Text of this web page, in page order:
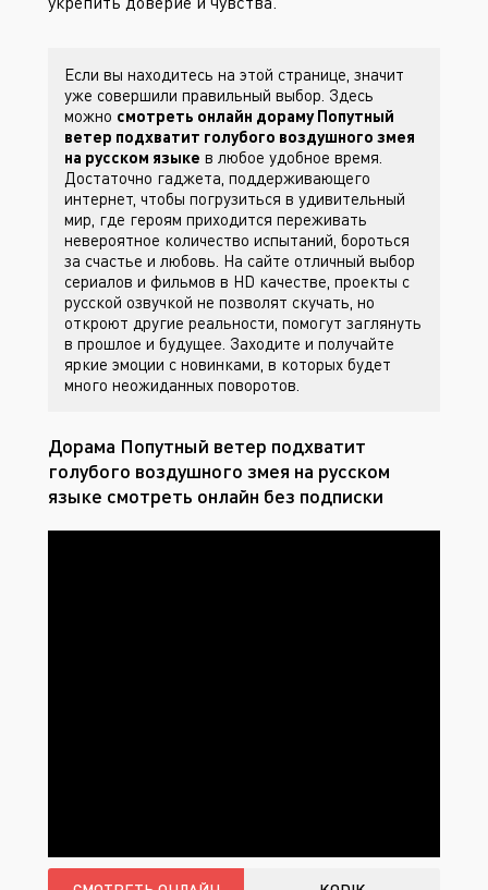
Если вы находитесь на этой странице, значит
уже совершили правильный выбор. Здесь
можно смотреть онлайн дораму Попутный
ветер подхватит голубого воздушного змея
на русском языке в любое удобное время.
Достаточно гаджета, поддерживающего
интернет, чтобы погрузиться в удивительный
мир, где героям приходится переживать
невероятное количество испытаний, бороться
за счастье и любовь. На сайте отличный выбор
сериалов и фильмов в HD качестве, проекты с
русской озвучкой не позволят скучать, но
откроют другие реальности, помогут заглянуть
в прошлое и будущее. Заходите и получайте
яркие эмоции с новинками, в которых будет
много неожиданных поворотов.
Дорама Попутный ветер подхватит
голубого воздушного змея на русском
языке смотреть онлайн без подписки